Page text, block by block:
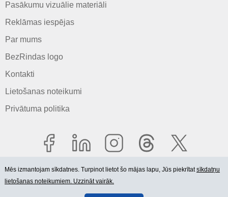
Pasākumu vizuālie materiāli
Reklāmas iespējas
Par mums
BezRindas logo
Kontakti
Lietošanas noteikumi
Privātuma politika
© 2006-2026 SIA "BEZRINDAS.LV".
Mēs izmantojam sīkdatnes. Turpinot lietot šo mājas lapu, Jūs piekrītatsīkdatņu
lietošanas noteikumiem. Uzzināt vairāk.